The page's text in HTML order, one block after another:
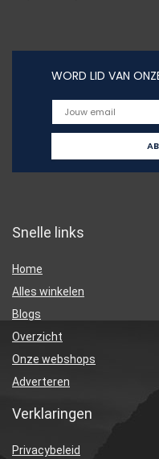
WORD LID VAN
Snelle links
Home
Alles winkelen
Blogs
Overzicht
Onze webshops
Adverteren
Verklaringen
Privacybeleid